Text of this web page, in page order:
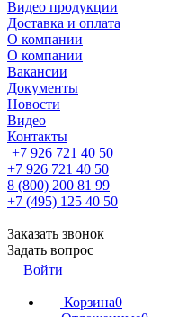
Видео продукции
Доставка и оплата
О компании
О компании
Вакансии
Документы
Новости
Видео
Контакты
+7 926 721 40 50
+7 926 721 40 50
8 (800) 200 81 99
+7 (495) 125 40 50
Заказать звонок
Задать вопрос
Войти
Корзина0